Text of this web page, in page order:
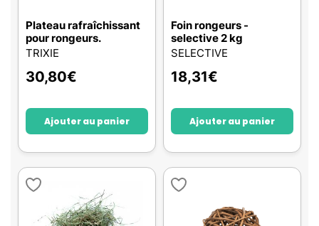
Plateau rafraîchissant
pour rongeurs.
TRIXIE
30,80€
Ajouter au panier
Foin rongeurs -
selective 2 kg
SELECTIVE
18,31€
Ajouter au panier